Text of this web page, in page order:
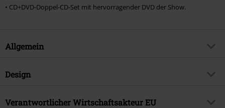
• CD+DVD-Doppel-CD-Set mit hervorragender DVD der Show.
Allgemein
Artikelnummer:
Musikgenre
Death Metal
Design
Produkt-Typ
CD
Verantwortlicher Wirtschaftsakteur EU